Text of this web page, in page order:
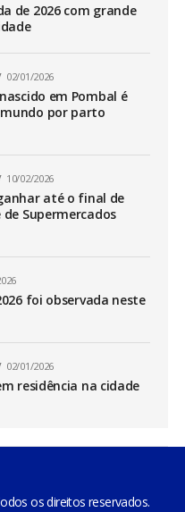
de 2026 com grande
02/01/2026
em Pombal é
por parto
10/02/2026
até o final de
Supermercados
foi observada neste
02/01/2026
residência na cidade
os direitos reservados.